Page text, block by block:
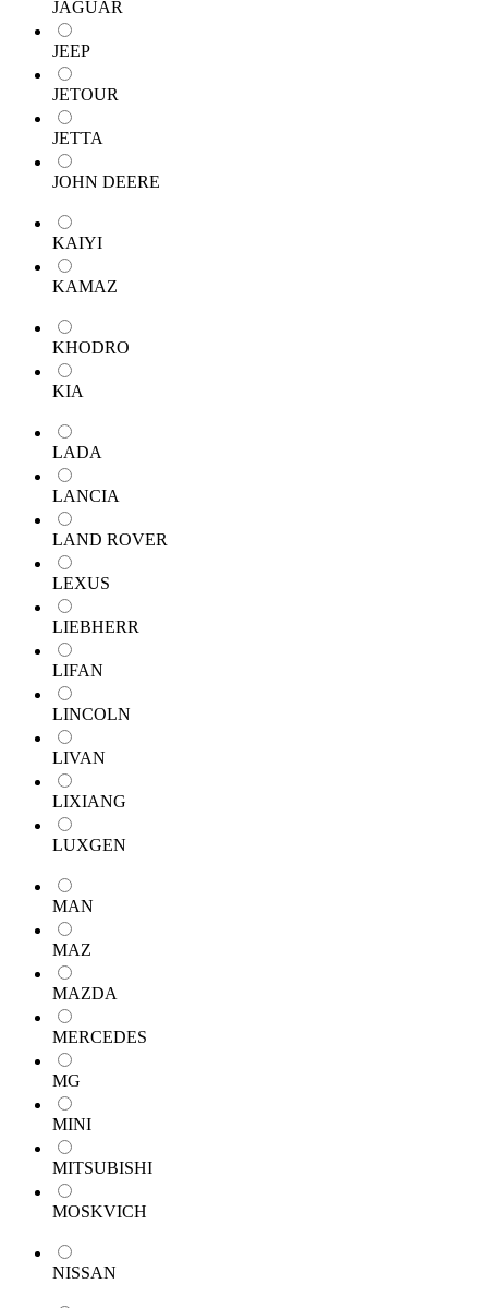
JAGUAR
JEEP
JETOUR
JETTA
JOHN DEERE
KAIYI
KAMAZ
KHODRO
KIA
LADA
LANCIA
LAND ROVER
LEXUS
LIEBHERR
LIFAN
LINCOLN
LIVAN
LIXIANG
LUXGEN
MAN
MAZ
MAZDA
MERCEDES
MG
MINI
MITSUBISHI
MOSKVICH
NISSAN